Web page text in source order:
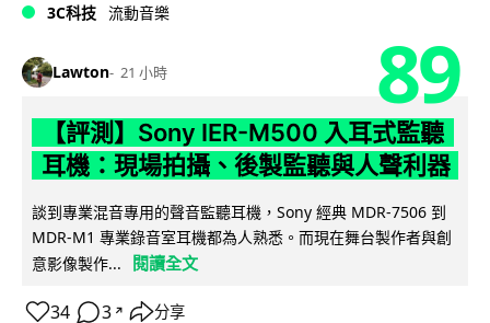
3C科技 流動音樂
Lawton 21 小時 89
【評測】Sony IER-M500 入耳式監聽
耳機：現場拍攝、後製監聽與人聲利器
談到專業混音專用的聲音監聽耳機，Sony 經典 MDR-7506 到
MDR-M1 專業錄音室耳機都為人熟悉。而現在舞台製作者與創
意影像製作...
閱讀全文
34 3 ↗ 分享